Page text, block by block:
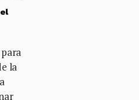
la